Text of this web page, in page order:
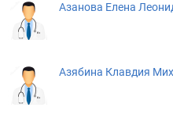
Азанова Елена
Азябина Клавдия